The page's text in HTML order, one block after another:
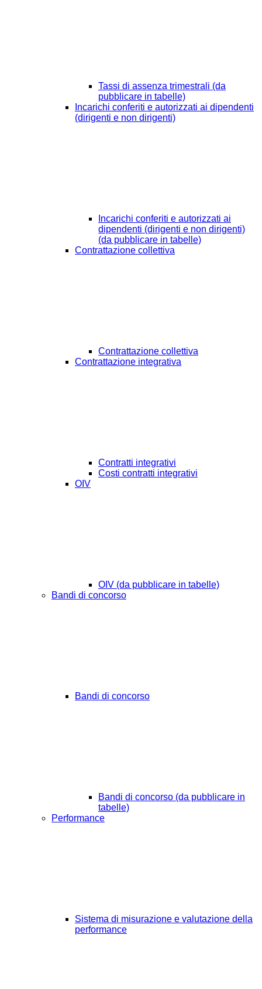
Tassi di assenza trimestrali (da
pubblicare in tabelle)
Incarichi conferiti e autorizzati ai dipendenti
(dirigenti e non dirigenti)
Incarichi conferiti e autorizzati ai
dipendenti (dirigenti e non dirigenti)
(da pubblicare in tabelle)
Contrattazione collettiva
Contrattazione collettiva
Contrattazione integrativa
Contratti integrativi
Costi contratti integrativi
OIV
OIV (da pubblicare in tabelle)
Bandi di concorso
Bandi di concorso
Bandi di concorso (da pubblicare in
tabelle)
Performance
Sistema di misurazione e valutazione della
performance